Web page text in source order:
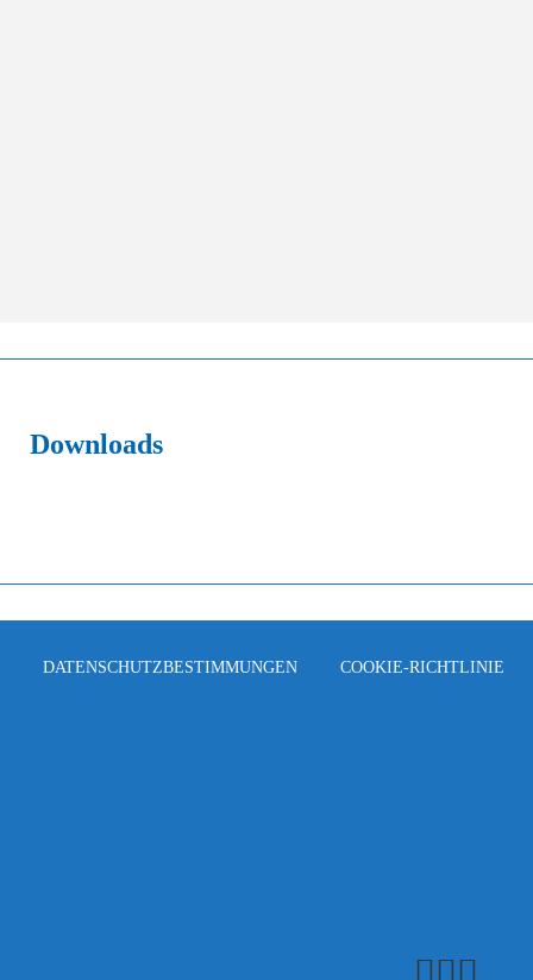
Downloads
DATENSCHUTZBESTIMMUNGEN COOKIE-RICHTLINIE